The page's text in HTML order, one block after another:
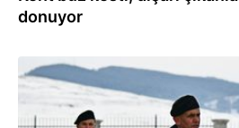
donuyor
29.12.2025